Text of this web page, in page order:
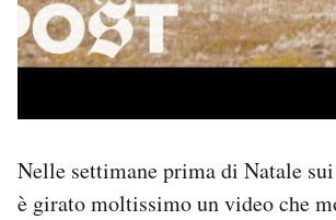
SHOP
AREA PERSONALE
Nelle settimane prima di Natale
è girato moltissimo un video che